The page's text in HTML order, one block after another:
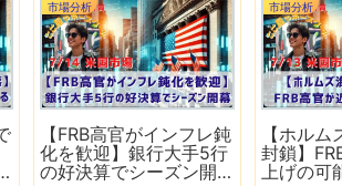
市場分析
【FRB高官がインフレ鈍
化を歓迎】銀行大手5行
の好決算でシーズン開
市場分析
【ホル
封鎖】
上げの可